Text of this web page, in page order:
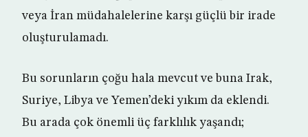
veya İran müdahalelerine karşı güçlü bir irade
oluşturulamadı.
Bu sorunların çoğu hala mevcut ve buna Irak,
Suriye, Libya ve Yemen’deki yıkım da eklendi.
Bu arada çok önemli üç farklılık yaşandı;